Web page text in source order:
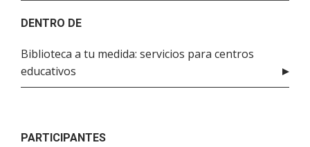
DENTRO DE
Biblioteca a tu medida: servicios para centros
educativos
PARTICIPANTES